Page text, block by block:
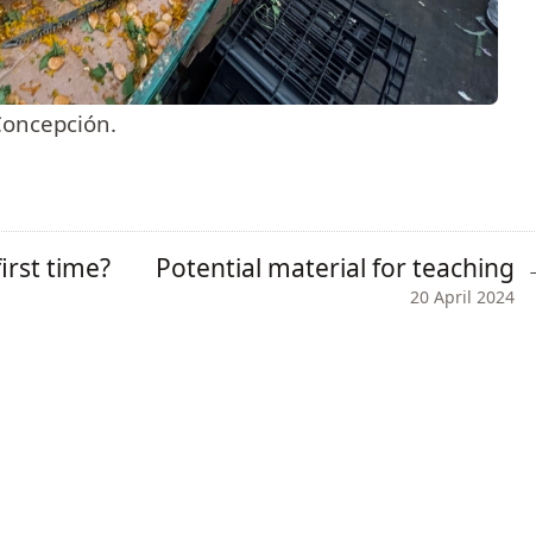
time? Potential material for teaching
20 April 2024